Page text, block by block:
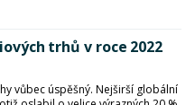
trhů v roce 2022
vůbec úspěšný. Nejširší globální